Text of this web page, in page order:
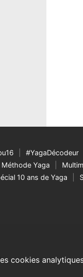
cookies
#YagaDécodeur
Méthode Yaga
10 ans de Yaga